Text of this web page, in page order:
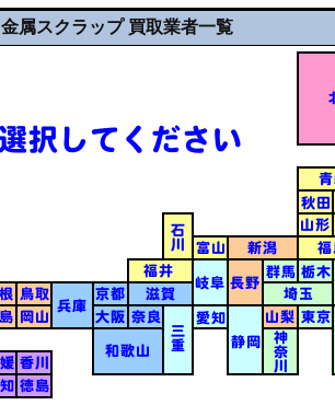
金属スクラップ 買取業者一覧